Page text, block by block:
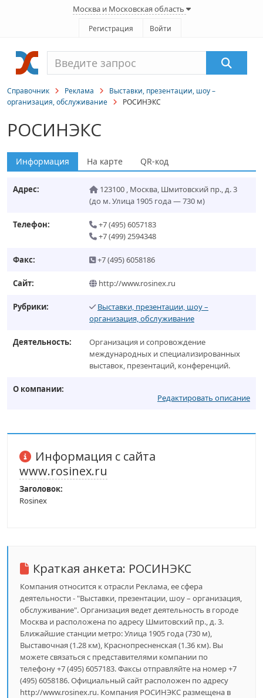
Москва и Московская область
Регистрация Войти
Справочник Реклама
Выставки, презентации, шоу –
организация, обслуживание
РОСИНЭКС
РОСИНЭКС
Информация На карте QR-код
Адрес: 123100 , Москва, Шмитовский пр., д. 3
(до м. Улица 1905 года — 730 м)
Телефон:
+7 (495) 6057183
+7 (499) 2594348
Факс: +7 (495) 6058186
Сайт: http://www.rosinex.ru
Рубрики:
Выставки, презентации, шоу –
организация, обслуживание
Деятельность:
Организация и сопровождение
международных и специализированных
выставок, презентаций, конференций.
О компании:
Редактировать описание
Информация с сайта
www.rosinex.ru
Заголовок:
Rosinex
Краткая анкета: РОСИНЭКС
Компания относится к отрасли Реклама, ее сфера
деятельности - "Выставки, презентации, шоу – организация,
обслуживание". Организация ведет деятельность в городе
Москва и расположена по адресу Шмитовский пр., д. 3.
Ближайшие станции метро: Улица 1905 года (730 м),
Выставочная (1.28 км), Краснопресненская (1.36 км). Вы
можете связаться с представителями компании по
телефону +7 (495) 6057183. Факсы отправляйте на номер +7
(495) 6058186. Официальный сайт расположен по адресу
http://www.rosinex.ru. Компания РОСИНЭКС размещена в